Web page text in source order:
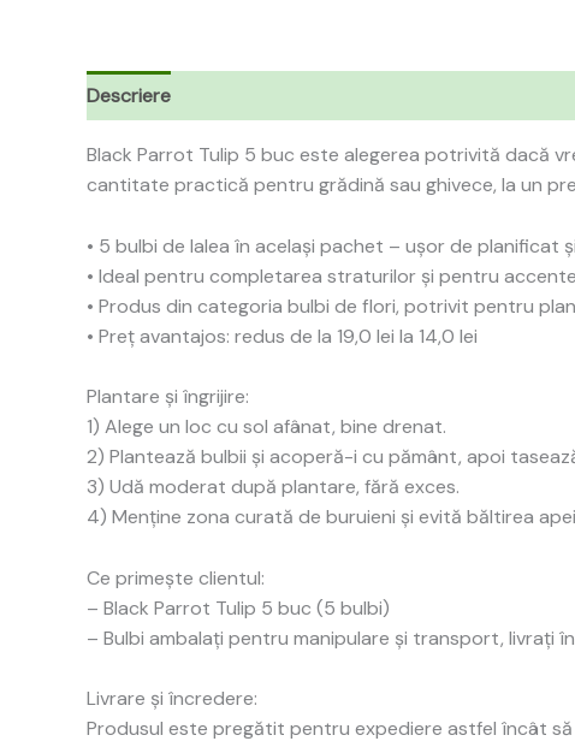
Descriere
Black Parrot Tulip 5 buc este alegerea potrivită dacă
cantitate practică pentru grădină sau ghivece, la un
• 5 bulbi de lalea în același pachet – ușor de planificat
• Ideal pentru completarea straturilor și pentru
• Produs din categoria bulbi de flori, potrivit pentru
• Preț avantajos: redus de la 19,0 lei la 14,0 lei
Plantare și îngrijire:
1) Alege un loc cu sol afânat, bine drenat.
2) Plantează bulbii și acoperă-i cu pământ, apoi
3) Udă moderat după plantare, fără exces.
4) Menține zona curată de buruieni și evită băltirea
Ce primește clientul:
– Black Parrot Tulip 5 buc (5 bulbi)
– Bulbi ambalați pentru manipulare și transport, livrați
Livrare și încredere:
Produsul este pregătit pentru expediere astfel încât să